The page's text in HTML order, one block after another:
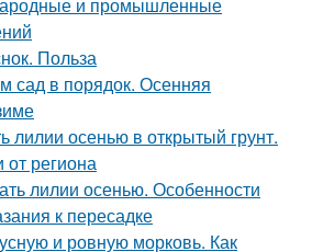
Польза
сад в порядок. Осенняя
лилии осенью в открытый грунт.
от региона
лилии осенью. Особенности
к пересадке
и ровную морковь. Как